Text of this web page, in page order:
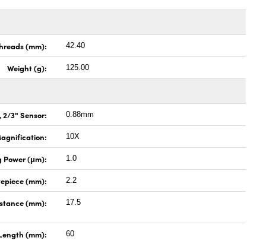
(mm): 42.40
Weight (g): 125.00
2/3" Sensor: 0.88mm
10X
Power (μm): 1.0
(mm): 2.2
(mm): 17.5
(mm): 60